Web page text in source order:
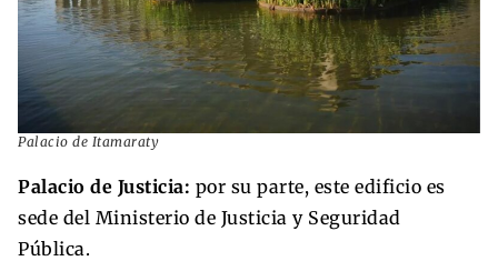
Palacio de Itamaraty
Palacio de Justicia: por su parte, este edificio es
sede del Ministerio de Justicia y Seguridad
Pública.